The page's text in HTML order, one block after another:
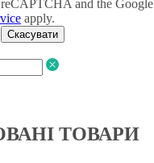
and the Google
apply.
Скасувати
ТОВАРИ